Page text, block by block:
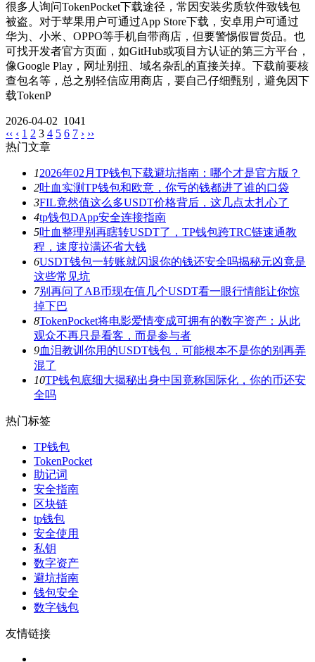
很多人询问TokenPocket下载途径，常因安装劣质软件致钱包
被盗。对于苹果用户可通过App Store下载，安卓用户可通过
华为、小米、OPPO等手机自带商店，但要警惕假冒货品。也
可找开发者官方页面，如GitHub或项目方认证的第三方平台，
像Google Play，网址别扭、域名杂乱的直接关掉。下载前要核
查包名等，总之别轻信应用商店，要自己仔细甄别，避免因下
载TokenP
2026-04-02 1041
‹‹ ‹ 1 2 3 4 5 6 7 › ››
热门文章
12026年02月TP钱包下载避坑指南：哪个才是官方版？
2吐血实测TP钱包和欧意，你亏的钱都进了谁的口袋
3FIL竟然值这么多USDT价格背后，这几点太扎心了
4tp钱包DApp安全连接指南
5吐血整理别再瞎转USDT了，TP钱包跨TRC链速通教
程，速度拉满还省大钱
6USDT钱包一转账就闪退你的钱还安全吗揭秘元凶竟是
这些常见坑
7别再问了AB币现在值几个USDT看一眼行情能让你惊
掉下巴
8TokenPocket将电影爱情变成可拥有的数字资产：从此
观众不再只是看客，而是参与者
9血泪教训你用的USDT钱包，可能根本不是你的别再弄
混了
10TP钱包底细大揭秘出身中国竟称国际化，你的币还安
全吗
热门标签
TP钱包
TokenPocket
助记词
安全指南
区块链
tp钱包
安全使用
私钥
数字资产
避坑指南
钱包安全
数字钱包
友情链接